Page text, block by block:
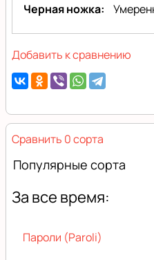
Черная ножка
Добавить к сравнению
Сравнить 0 сорта
Популярные сорта
За все время:
Пароли (Paroli)